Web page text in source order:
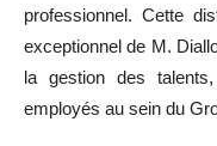
professionnel. Cette
exceptionnel de M.
la gestion des
employés au sein du